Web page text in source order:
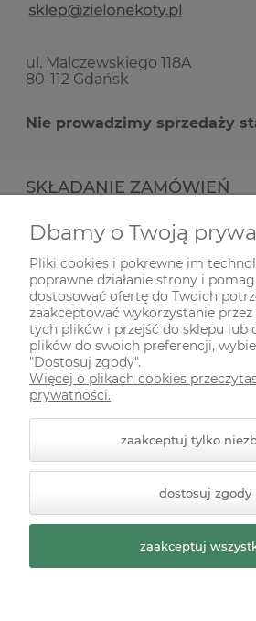
ul. Malczewskiego 118A
80-112 Gdańsk
Nie prowadzimy sprzedaży
SKŁADANIE ZAMÓWIEŃ
INFORMACJE
ODWIEDŹ NAS NA
Styl graficzny ShopGadget.pl
Sklep
Premium
Dbamy o Twoją
Pliki cookies i pokrewne im
poprawne działanie strony i
dostosować ofertę do Twoich
zaakceptować wykorzystanie
tych plików i przejść do sklepu lub
plików do swoich preferencji,
"Dostosuj zgody".
Więcej o plikach cookies
prywatności.
zaakceptuj tylko
dostosuj zgody
zaakceptuj